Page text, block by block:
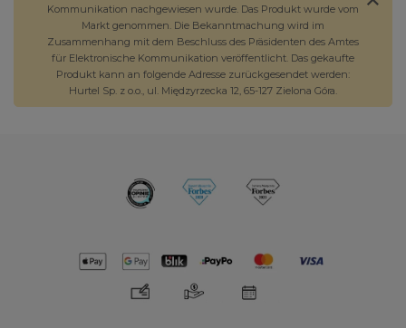
Kommunikation nachgewiesen wurde. Das Produkt wurde vom
Markt genommen. Die Bekanntmachung wird im
Zusammenhang mit dem Beschluss des Präsidenten des Amtes
für Elektronische Kommunikation veröffentlicht. Das gekaufte
Produkt kann an folgende Adresse zurückgesendet werden:
Hurtel Sp. z o.o., ul. Międzyrzecka 12, 65-127 Zielona Góra.